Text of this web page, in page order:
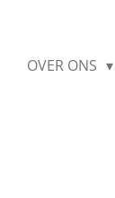
OVER ONS